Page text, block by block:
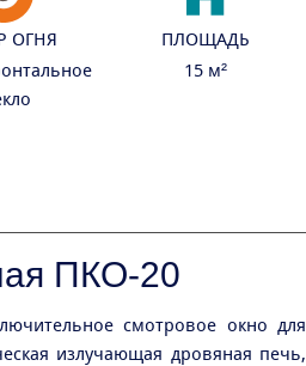
ОГНЯ
ПЛОЩАДЬ
15 м²
ПКО-20
смотровое окно для
излучающая дровяная печь,